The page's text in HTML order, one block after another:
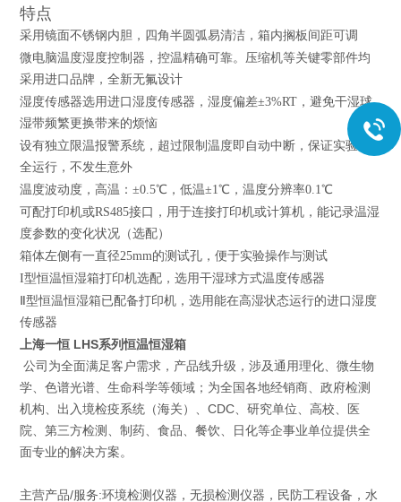
特点
采用镜面不锈钢内胆，四角半圆弧易清洁，箱内搁板间距可调
微电脑温度湿度控制器，控温精确可靠。压缩机等关键零部件均
采用进口品牌，全新无氟设计
湿度传感器选用进口湿度传感器，湿度偏差±3%RT，避免干湿球
湿带频繁更换带来的烦恼
设有独立限温报警系统，超过限制温度即自动中断，保证实验安
全运行，不发生意外
温度波动度，高温：±0.5℃，低温±1℃，温度分辨率0.1℃
可配打印机或RS485接口，用于连接打印机或计算机，能记录温湿
度参数的变化状况（选配）
箱体左侧有一直径25mm的测试孔，便于实验操作与测试
I型恒温恒湿箱打印机选配，选用干湿球方式温度传感器
Ⅱ型恒温恒湿箱已配备打印机，选用能在高湿状态运行的进口湿度
传感器
上海一恒 LHS系列恒温恒湿箱
公司为全面满足客户需求，产品线升级，涉及通用理化、微生物
学、色谱光谱、生命科学等领域；为全国各地经销商、政府检测
机构、出入境检疫系统（海关）、CDC、研究单位、高校、医
院、第三方检测、制药、食品、餐饮、日化等企事业单位提供全
面专业的解决方案。
主营产品/服务:环境检测仪器，无损检测仪器，民防工程设备，水